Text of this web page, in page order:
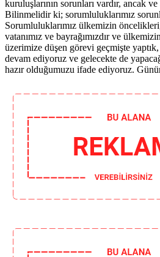
kuruluşlarının sorunları vardır, ancak
Bilinmelidir ki; sorumluluklarımız
Sorumluluklarımız ülkemizin
vatanımız ve bayrağımızdır ve
üzerimize düşen görevi geçmişte
devam ediyoruz ve gelecekte de
hazır olduğumuzu ifade ediyoruz.